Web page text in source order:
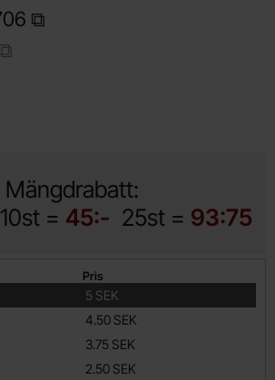
Mängdrabatt:
10st = 45:- 25st = 93:75
Pris
5 SEK
4.50 SEK
3.75 SEK
2.50 SEK